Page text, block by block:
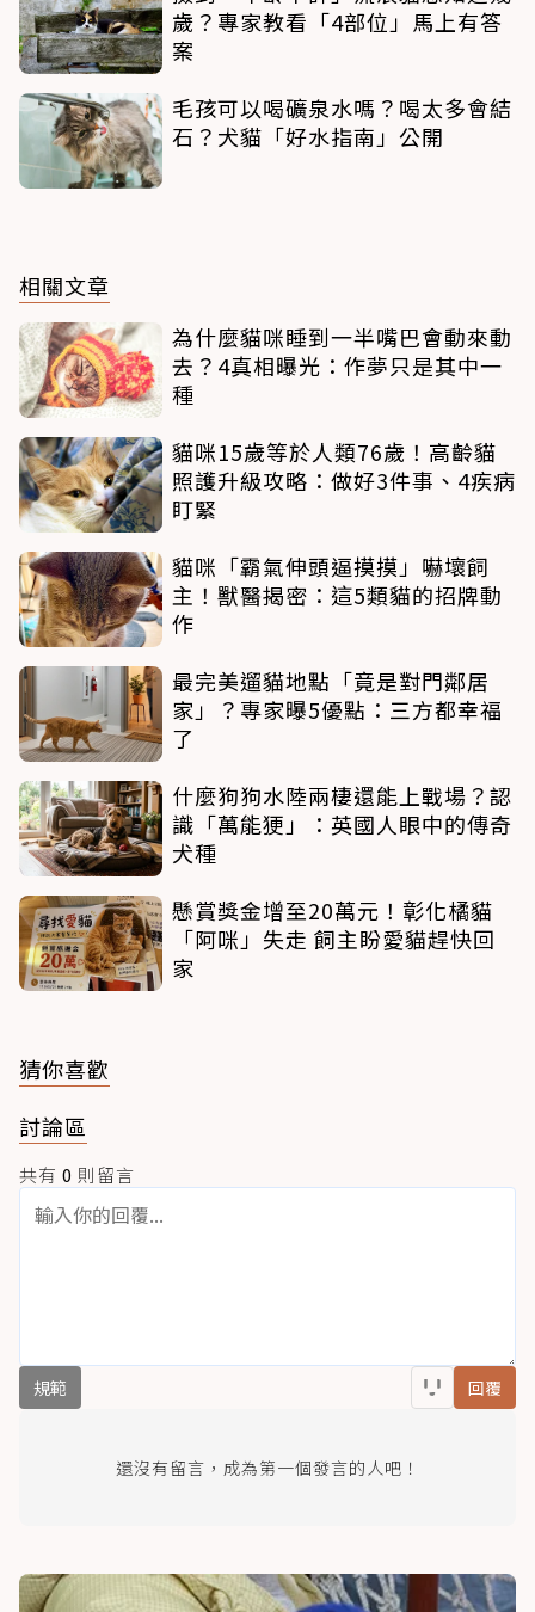
歲？專家教看「4部位」馬上有答
案
毛孩可以喝礦泉水嗎？喝太多會結
石？犬貓「好水指南」公開
相關文章
為什麼貓咪睡到一半嘴巴會動來動
去？4真相曝光：作夢只是其中一
種
貓咪15歲等於人類76歲！高齡貓
照護升級攻略：做好3件事、4疾病
盯緊
貓咪「霸氣伸頭逼摸摸」嚇壞飼
主！獸醫揭密：這5類貓的招牌動
作
最完美遛貓地點「竟是對門鄰居
家」？專家曝5優點：三方都幸福
了
什麼狗狗水陸兩棲還能上戰場？認
識「萬能㹴」：英國人眼中的傳奇
犬種
懸賞獎金增至20萬元！彰化橘貓
「阿咪」失走 飼主盼愛貓趕快回
家
猜你喜歡
討論區
共有 0 則留言
規範 回覆
還沒有留言，成為第一個發言的人吧！